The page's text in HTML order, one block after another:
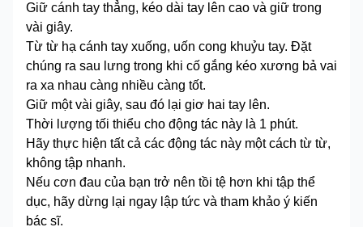
Giữ cánh tay thẳng, kéo dài tay lên cao và giữ trong
vài giây.
Từ từ hạ cánh tay xuống, uốn cong khuỷu tay. Đặt
chúng ra sau lưng trong khi cố gắng kéo xương bả vai
ra xa nhau càng nhiều càng tốt.
Giữ một vài giây, sau đó lại giơ hai tay lên.
Thời lượng tối thiểu cho động tác này là 1 phút.
Hãy thực hiện tất cả các động tác này một cách từ từ,
không tập nhanh.
Nếu cơn đau của bạn trở nên tồi tệ hơn khi tập thể
dục, hãy dừng lại ngay lập tức và tham khảo ý kiến ​​
bác sĩ.